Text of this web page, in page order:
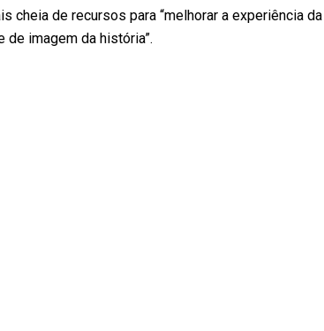
cheia de recursos para “melhorar a experiência da
de imagem da história”.